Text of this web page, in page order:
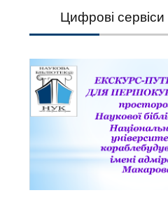
Цифрові сервіси